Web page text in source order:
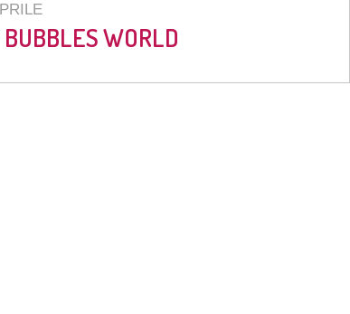
BUBBLES WORLD